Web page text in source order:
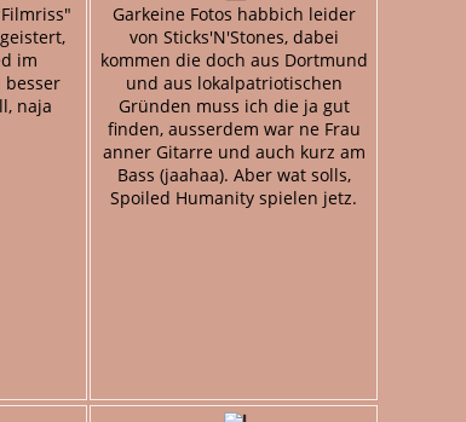
im
besser
naja
Garkeine Fotos habbich leider
von Sticks'N'Stones, dabei
kommen die doch aus Dortmund
und aus lokalpatriotischen
Gründen muss ich die ja gut
finden, ausserdem war ne Frau
anner Gitarre und auch kurz am
Bass (jaahaa). Aber wat solls,
Spoiled Humanity spielen jetz.